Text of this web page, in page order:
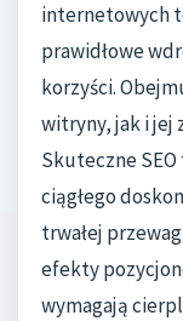
internetowych
prawidłowe
korzyści.
witryny, jak i jej
Skuteczne
ciągłego
trwałej
efekty
wymagają